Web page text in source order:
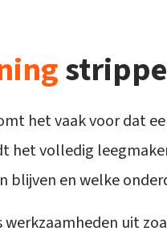
het vaak voor dat
het volledig
blijven en welke
werkzaamheden uit